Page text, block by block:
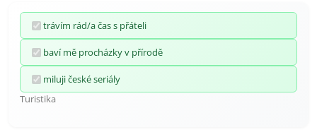
trávím rád/a čas s přáteli
baví mě procházky v přírodě
miluji české seriály
Turistika